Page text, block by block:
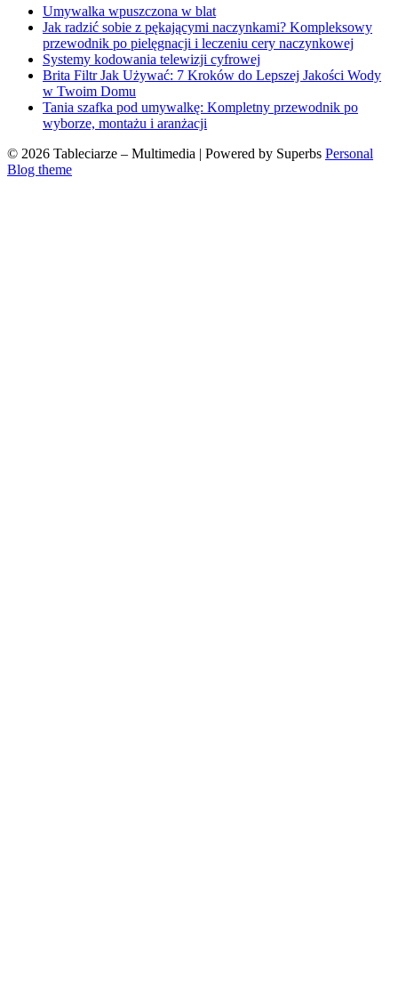
Umywalka wpuszczona w blat
Jak radzić sobie z pękającymi naczynkami? Kompleksowy
przewodnik po pielęgnacji i leczeniu cery naczynkowej
Systemy kodowania telewizji cyfrowej
Brita Filtr Jak Używać: 7 Kroków do Lepszej Jakości Wody
w Twoim Domu
Tania szafka pod umywalkę: Kompletny przewodnik po
wyborze, montażu i aranżacji
© 2026 Tableciarze – Multimedia | Powered by Superbs Personal
Blog theme